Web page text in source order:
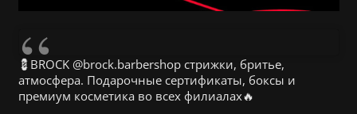
💈BROCK @brock.barbershop стрижки, бритье,
атмосфера. Подарочные сертификаты, боксы и
премиум косметика во всех филиалах🔥